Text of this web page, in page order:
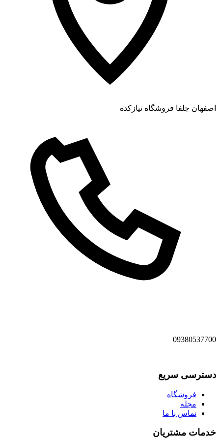
اصفهان جلفا فروشگاه نیازکده
09380537700
دسترسی سریع
فروشگاه
مجله
تماس با ما
خدمات مشتریان